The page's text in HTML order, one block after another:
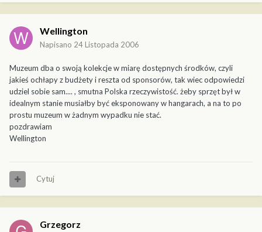
Wellington
Napisano 24 Listopada 2006
Muzeum dba o swoją kolekcje w miarę dostępnych środków, czyli
jakieś ochłapy z budżety i reszta od sponsorów, tak wiec odpowiedzi
udziel sobie sam.... , smutna Polska rzeczywistość. żeby sprzęt był w
idealnym stanie musiałby być eksponowany w hangarach, a na to po
prostu muzeum w żadnym wypadku nie stać.
pozdrawiam
Wellington
Cytuj
Grzegorz